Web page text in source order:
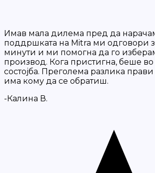
Имав мала дилема пред да
поддршката на Mitra ми одговори
минути и ми помогна да го
производ. Кога пристигна, беше
состојба. Преголема разлика
има кому да се обратиш.
-Калина В.